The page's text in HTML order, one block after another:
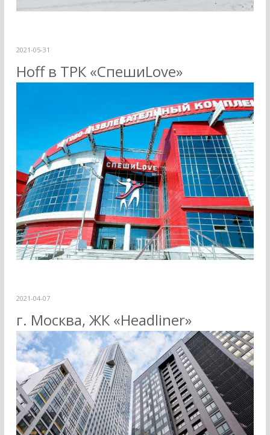
2021-05-31
Hoff в ТРК «СпешиLove»
2021-04-07
г. Москва, ЖК «Headliner»